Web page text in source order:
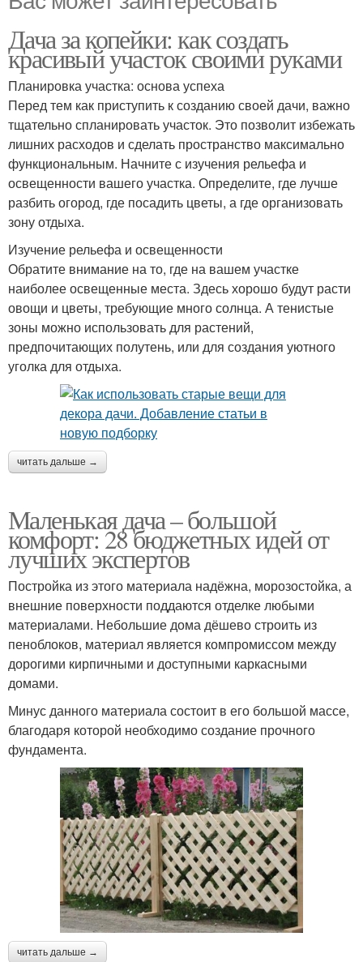
Дача за копейки: как создать
красивый участок своими руками
Планировка участка: основа успеха
Перед тем как приступить к созданию своей дачи, важно
тщательно спланировать участок. Это позволит избежать
лишних расходов и сделать пространство максимально
функциональным. Начните с изучения рельефа и
освещенности вашего участка. Определите, где лучше
разбить огород, где посадить цветы, а где организовать
зону отдыха.
Изучение рельефа и освещенности
Обратите внимание на то, где на вашем участке
наиболее освещенные места. Здесь хорошо будут расти
овощи и цветы, требующие много солнца. А тенистые
зоны можно использовать для растений,
предпочитающих полутень, или для создания уютного
уголка для отдыха.
читать дальше →
Маленькая дача – большой
комфорт: 28 бюджетных идей от
лучших экспертов
Постройка из этого материала надёжна, морозостойка, а
внешние поверхности поддаются отделке любыми
материалами. Небольшие дома дёшево строить из
пеноблоков, материал является компромиссом между
дорогими кирпичными и доступными каркасными
домами.
Минус данного материала состоит в его большой массе,
благодаря которой необходимо создание прочного
фундамента.
читать дальше →